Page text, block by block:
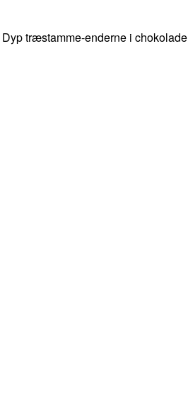
træstamme-enderne i